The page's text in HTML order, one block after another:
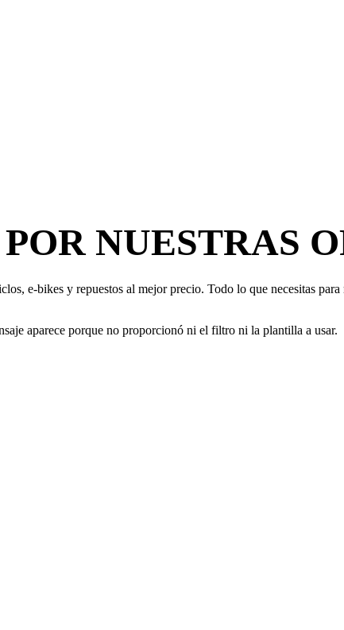
NUESTRAS
e-bikes y repuestos al mejor precio. Todo lo que necesitas
aparece porque no proporcionó ni el filtro ni la plantilla a usar.